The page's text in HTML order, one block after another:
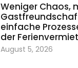
Weniger Chaos,
einfache
der
August 5, 2026